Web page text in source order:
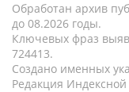
Обработан архив
до 08.2026 годы.
Ключевых фраз
724413.
Создано именных
Редакция